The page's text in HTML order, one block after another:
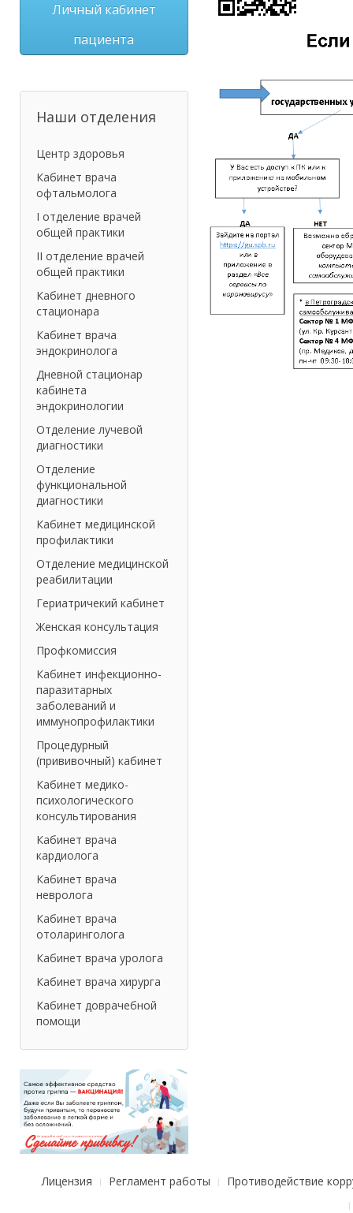
Личный кабинет
пациента
Наши отделения
Центр здоровья
Кабинет врача
офтальмолога
I отделение врачей
общей практики
II отделение врачей
общей практики
Кабинет дневного
стационара
Кабинет врача
эндокринолога
Дневной стационар
кабинета
эндокринологии
Отделение лучевой
диагностики
Отделение
функциональной
диагностики
Кабинет медицинской
профилактики
Отделение медицинской
реабилитации
Гериатричекий кабинет
Женская консультация
Профкомиссия
Кабинет инфекционно-
паразитарных
заболеваний и
иммунопрофилактики
Процедурный
(прививочный) кабинет
Кабинет медико-
психологического
консультирования
Кабинет врача
кардиолога
Кабинет врача
невролога
Кабинет врача
отоларинголога
Кабинет врача уролога
Кабинет врача хирурга
Кабинет доврачебной
помощи
Лицензия Регламент работы Противодействие